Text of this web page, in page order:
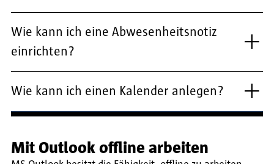
Wie kann ich eine Abwesenheitsnotiz
einrichten?
Wie kann ich einen Kalender anlegen?
Mit Outlook offline arbeiten